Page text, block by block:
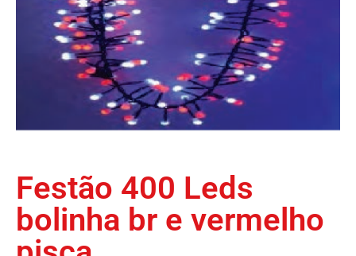
Festão 400 Leds
bolinha br e vermelho